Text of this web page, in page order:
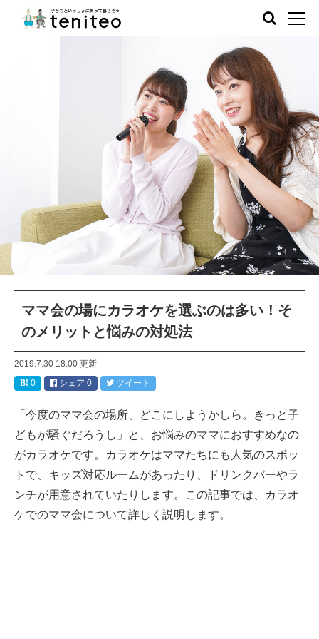
ママ会の場にカラオケを選ぶのは多い！そ
のメリットと悩みの対処法
2019.7.30 18:00 更新
0
シェア 0 ツイート
「今度のママ会の場所、どこにしようかしら。きっと子
どもが騒ぐだろうし」と、お悩みのママにおすすめなの
がカラオケです。カラオケはママたちにも人気のスポッ
トで、キッズ対応ルームがあったり、ドリンクバーやラ
ンチが用意されていたりします。この記事では、カラオ
ケでのママ会について詳しく説明します。